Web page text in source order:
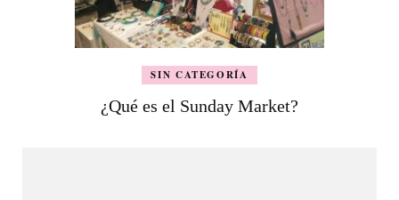
SIN CATEGORÍA
¿Qué es el Sunday Market?